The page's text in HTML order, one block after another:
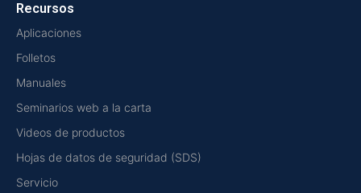
Recursos
Aplicaciones
Folletos
Manuales
Seminarios web a la carta
Videos de productos
Hojas de datos de seguridad (SDS)
Servicio